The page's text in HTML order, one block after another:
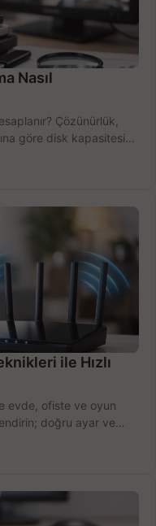
Nasıl
Çözünürlük,
göre disk kapasitesini
ile Hızlı
evde, ofiste ve oyun
doğru ayar ve